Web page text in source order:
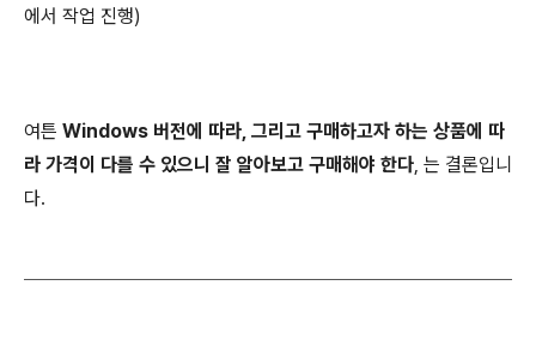
에서 작업 진행)
여튼 Windows 버전에 따라, 그리고 구매하고자 하는 상품에 따
라 가격이 다를 수 있으니 잘 알아보고 구매해야 한다, 는 결론입니
다.